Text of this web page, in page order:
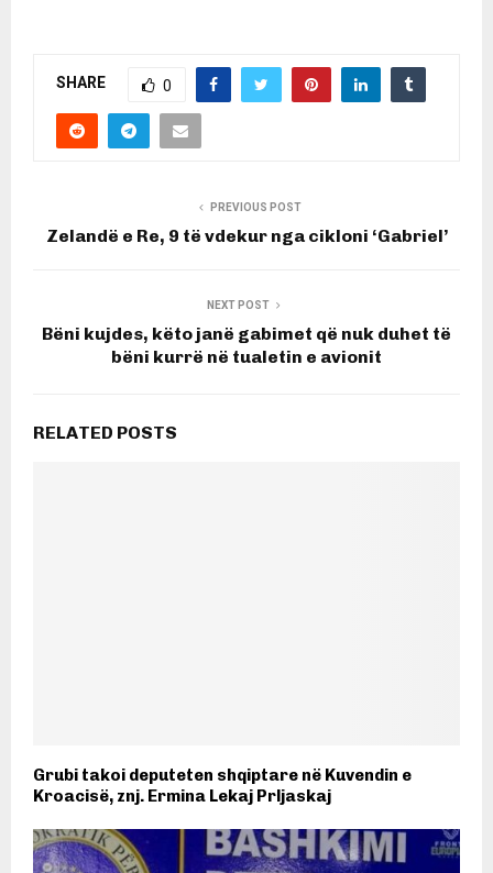
SHARE 0
PREVIOUS POST
Zelandë e Re, 9 të vdekur nga cikloni ‘Gabriel’
NEXT POST
Bëni kujdes, këto janë gabimet që nuk duhet të
bëni kurrë në tualetin e avionit
RELATED POSTS
Grubi takoi deputeten shqiptare në Kuvendin e
Kroacisë, znj. Ermina Lekaj Prljaskaj